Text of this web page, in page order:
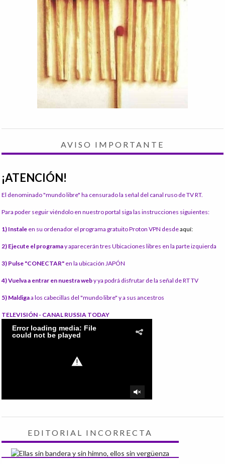
AVISO IMPORTANTE
¡ATENCIÓN!
El denominado "mundo libre" ha censurado la señal del canal ruso de TV RT.
Para poder seguir viéndolo en nuestro portal siga las instrucciones siguientes:
1) Instale en su ordenador el programa gratuito Proton VPN desdeaquí:
2) Ejecute el programay aparecerán tres Ubicaciones libres en la parte izquierda
3) Pulse "CONECTAR" en la ubicación JAPÓN
4) Vuelva a entrar en nuestra weby ya podrá disfrutar de la señal de RT TV
5) Maldigaa los cabecillas del "mundo libre" y a sus ancestros
TELEVISIÓN - CANAL RUSSIA TODAY
EDITORIAL INCORRECTA